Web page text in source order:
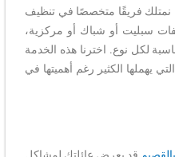
فريقًا متخصصًا في تنظيف
سبليت أو شباك أو مركزية،
لكل نوع. اخترنا هذه الخدمة
يهملها الكثير رغم أهميتها في